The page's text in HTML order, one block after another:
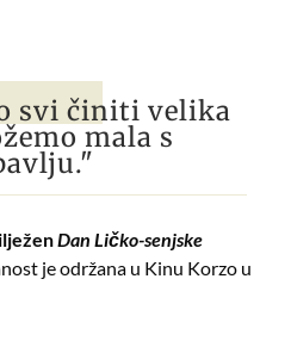
svi činiti velika
mala s
Dan Ličko-senjske
je održana u Kinu Korzo u